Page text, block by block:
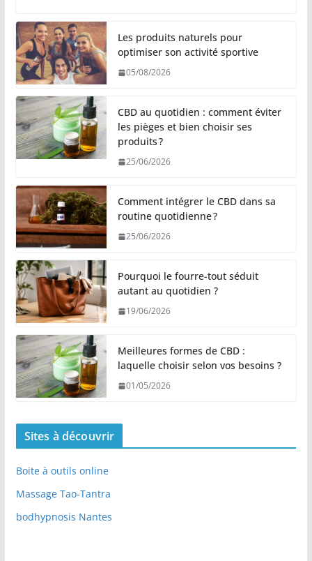
Les produits naturels pour
optimiser son activité sportive
05/08/2026
CBD au quotidien : comment éviter
les pièges et bien choisir ses
produits ?
25/06/2026
Comment intégrer le CBD dans sa
routine quotidienne ?
25/06/2026
Pourquoi le fourre-tout séduit
autant au quotidien ?
19/06/2026
Meilleures formes de CBD :
laquelle choisir selon vos besoins ?
01/05/2026
Sites à découvrir
Boite à outils online
Massage Tao-Tantra
bodhypnosis Nantes